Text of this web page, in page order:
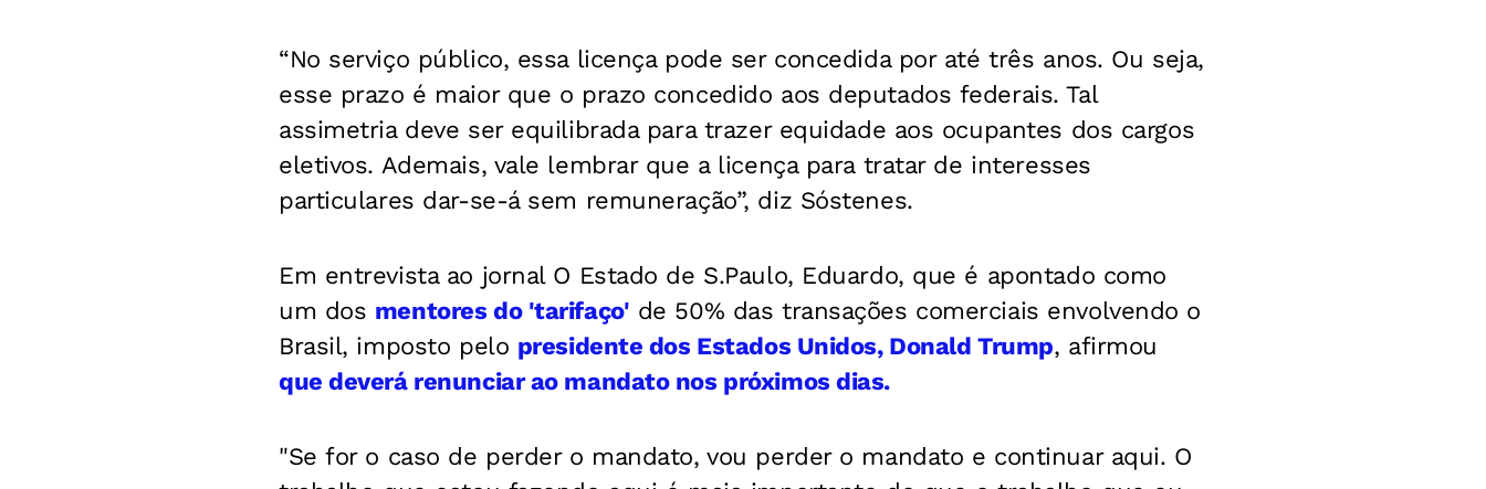
“No serviço público, essa licença pode ser concedida por até três anos. Ou seja,
esse prazo é maior que o prazo concedido aos deputados federais. Tal
assimetria deve ser equilibrada para trazer equidade aos ocupantes dos cargos
eletivos. Ademais, vale lembrar que a licença para tratar de interesses
particulares dar-se-á sem remuneração”, diz Sóstenes.
Em entrevista ao jornal O Estado de S.Paulo, Eduardo, que é apontado como
um dos mentores do 'tarifaço' de 50% das transações comerciais envolvendo o
Brasil, imposto pelo presidente dos Estados Unidos, Donald Trump, afirmou
que deverá renunciar ao mandato nos próximos dias.
"Se for o caso de perder o mandato, vou perder o mandato e continuar aqui. O